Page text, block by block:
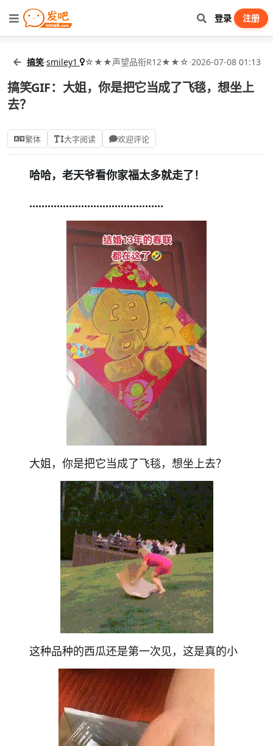
登录 注册
搞笑·smiley1 ☆★★声望品衔R12★★☆·2026-07-08 01:13
搞笑GIF：大姐，你是把它当成了飞毯，想坐上
去？
繁体 大字阅读 欢迎评论
哈哈，老天爷看你家福太多就走了！
............................................
大姐，你是把它当成了飞毯，想坐上去？
这种品种的西瓜还是第一次见， 这是真的小